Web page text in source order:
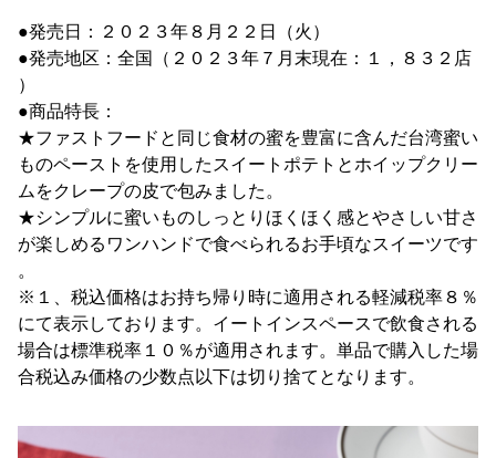
●発売日：２０２３年８月２２日（火）
●発売地区：全国（２０２３年７月末現在：１，８３２店
）
●商品特長：
★ファストフードと同じ食材の蜜を豊富に含んだ台湾蜜い
ものペーストを使用したスイートポテトとホイップクリー
ムをクレープの皮で包みました。
★シンプルに蜜いものしっとりほくほく感とやさしい甘さ
が楽しめるワンハンドで食べられるお手頃なスイーツです
。
※１、税込価格はお持ち帰り時に適用される軽減税率８％
にて表示しております。イートインスペースで飲食される
場合は標準税率１０％が適用されます。単品で購入した場
合税込み価格の少数点以下は切り捨てとなります。